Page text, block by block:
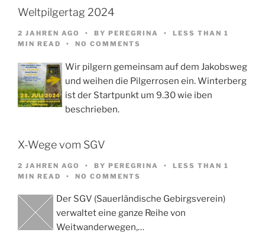
Weltpilgertag 2024
2 JAHREN AGO BY PEREGRINA
LESS THAN 1
MIN READ
NO COMMENTS
Wir pilgern gemeinsam auf dem Jakobsweg
und weihen die Pilgerrosen ein. Winterberg
ist der Startpunkt um 9.30 wie iben
beschrieben.
X-Wege vom SGV
2 JAHREN AGO BY PEREGRINA
LESS THAN 1
MIN READ
NO COMMENTS
Der SGV (Sauerländische Gebirgsverein)
verwaltet eine ganze Reihe von
Weitwanderwegen,…